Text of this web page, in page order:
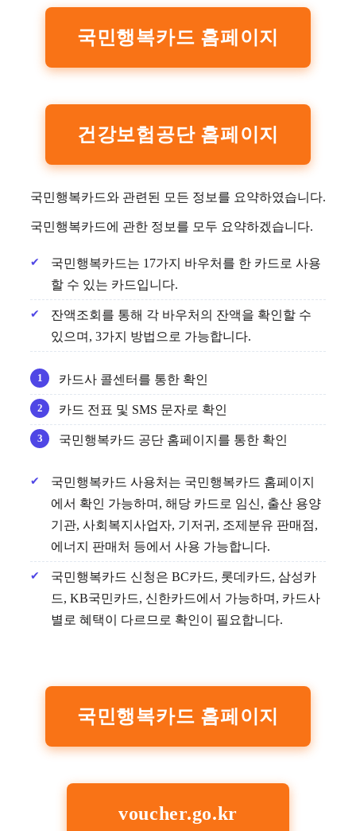
국민행복카드 홈페이지
건강보험공단 홈페이지
국민행복카드와 관련된 모든 정보를 요약하였습니다.
국민행복카드에 관한 정보를 모두 요약하겠습니다.
국민행복카드는 17가지 바우처를 한 카드로 사용
할 수 있는 카드입니다.
잔액조회를 통해 각 바우처의 잔액을 확인할 수
있으며, 3가지 방법으로 가능합니다.
카드사 콜센터를 통한 확인
카드 전표 및 SMS 문자로 확인
국민행복카드 공단 홈페이지를 통한 확인
국민행복카드 사용처는 국민행복카드 홈페이지
에서 확인 가능하며, 해당 카드로 임신, 출산 용양
기관, 사회복지사업자, 기저귀, 조제분유 판매점,
에너지 판매처 등에서 사용 가능합니다.
국민행복카드 신청은 BC카드, 롯데카드, 삼성카
드, KB국민카드, 신한카드에서 가능하며, 카드사
별로 혜택이 다르므로 확인이 필요합니다.
국민행복카드 홈페이지
voucher.go.kr